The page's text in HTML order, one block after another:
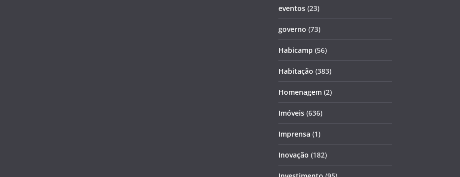
eventos (23)
governo (73)
Habicamp (56)
Habitação (383)
Homenagem (2)
Imóveis (636)
Imprensa (1)
Inovação (182)